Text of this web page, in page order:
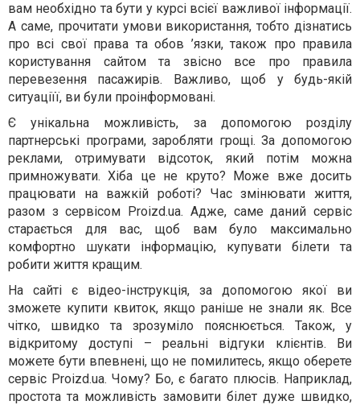
вам необхідно та бути у курсі всієї важливої інформації.
А саме, прочитати умови використання, тобто дізнатись
про всі свої права та обов ’язки, також про правила
користування сайтом та звісно все про правила
перевезення пасажирів. Важливо, щоб у будь-якій
ситуаціїї, ви були проінформовані.
Є унікальна можливість, за допомогою розділу
партнерські програми, заробляти грощі. За допомогою
реклами, отримувати відсоток, який потім можна
примножувати. Хіба це не круто? Може вже досить
працювати на важкій роботі? Час змінювати життя,
разом з сервісом Рroizd.ua. Адже, саме даний сервіс
старається для вас, щоб вам було максимально
комфортно шукати інформацію, купувати білети та
робити життя кращим.
На сайті є відео-інструкція, за допомогою якої ви
зможете купити квиток, якщо раніше не знали як. Все
чітко, швидко та зрозуміло пояснюється. Також, у
відкритому доступі – реальні відгуки клієнтів. Ви
можете бути впевнені, що не помилитесь, якщо оберете
сервіс Рroizd.ua. Чому? Бо, є багато плюсів. Наприклад,
простота та можливість замовити білет дуже швидко,